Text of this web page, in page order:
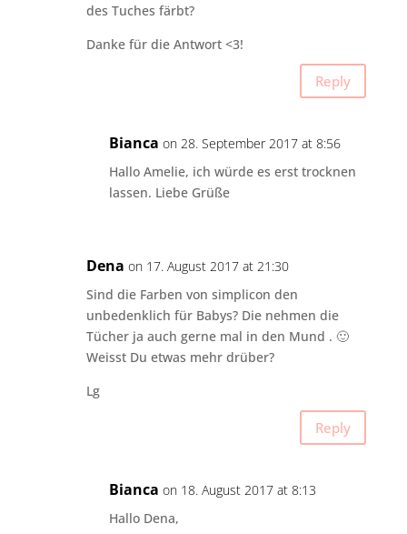
des Tuches färbt?
Danke für die Antwort <3!
Reply
Bianca on 28. September 2017 at 8:56
Hallo Amelie, ich würde es erst trocknen
lassen. Liebe Grüße
Dena on 17. August 2017 at 21:30
Sind die Farben von simplicon den
unbedenklich für Babys? Die nehmen die
Tücher ja auch gerne mal in den Mund . 🙂
Weisst Du etwas mehr drüber?
Lg
Reply
Bianca on 18. August 2017 at 8:13
Hallo Dena,